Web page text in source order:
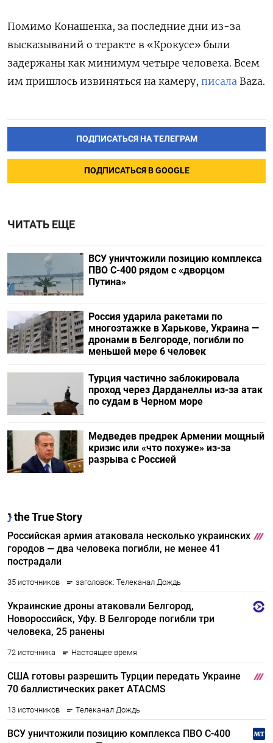
Помимо Конашенка, за последние дни из-за
высказываний о теракте в «Крокусе» были
задержаны как минимум четыре человека. Всем
им пришлось извиняться на камеру, писала Baza.
ПОДПИСАТЬСЯ НА ТЕЛЕГРАМ
ПОДПИСАТЬСЯ В GOOGLE
ЧИТАТЬ ЕЩЕ
ВСУ уничтожили позицию комплекса
ПВО С-400 рядом с «дворцом
Путина»
Россия ударила ракетами по
многоэтажке в Харькове, Украина —
дронами в Белгороде, погибли по
меньшей мере 6 человек
Турция частично заблокировала
проход через Дарданеллы из-за атак
по судам в Черном море
Медведев предрек Армении мощный
кризис или «что похуже» из-за
разрыва с Россией